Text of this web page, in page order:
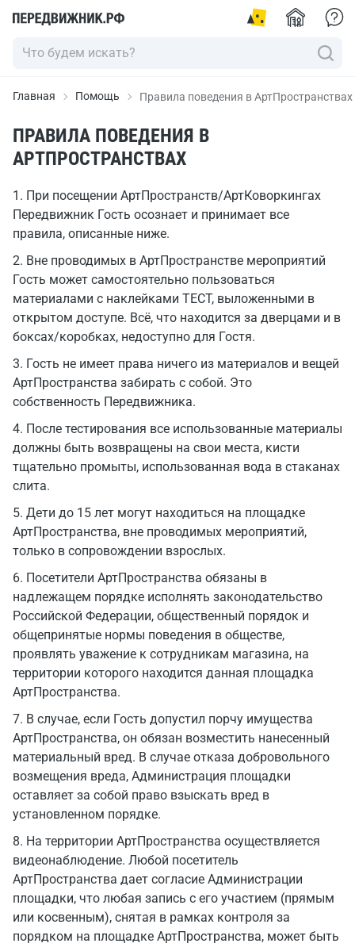
Главная Помощь Правила поведения в АртПространствах
ПРАВИЛА ПОВЕДЕНИЯ В
АРТПРОСТРАНСТВАХ
1. При посещении АртПространств/АртКоворкингах
Передвижник Гость осознает и принимает все
правила, описанные ниже.
2. Вне проводимых в АртПространстве мероприятий
Гость может самостоятельно пользоваться
материалами с наклейками ТЕСТ, выложенными в
открытом доступе. Всё, что находится за дверцами и в
боксах/коробках, недоступно для Гостя.
3. Гость не имеет права ничего из материалов и вещей
АртПространства забирать с собой. Это
собственность Передвижника.
4. После тестирования все использованные материалы
должны быть возвращены на свои места, кисти
тщательно промыты, использованная вода в стаканах
слита.
5. Дети до 15 лет могут находиться на площадке
АртПространства, вне проводимых мероприятий,
только в сопровождении взрослых.
6. Посетители АртПространства обязаны в
надлежащем порядке исполнять законодательство
Российской Федерации, общественный порядок и
общепринятые нормы поведения в обществе,
проявлять уважение к сотрудникам магазина, на
территории которого находится данная площадка
АртПространства.
7. В случае, если Гость допустил порчу имущества
АртПространства, он обязан возместить нанесенный
материальный вред. В случае отказа добровольного
возмещения вреда, Администрация площадки
оставляет за собой право взыскать вред в
установленном порядке.
8. На территории АртПространства осуществляется
видеонаблюдение. Любой посетитель
АртПространства дает согласие Администрации
площадки, что любая запись с его участием (прямым
или косвенным), снятая в рамках контроля за
порядком на площадке АртПространства, может быть